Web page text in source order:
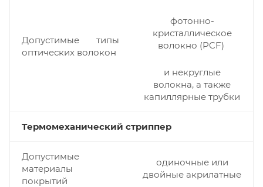
Допустимые типы
оптических волокон
фотонно-
кристаллическое
волокно (PCF)
и некруглые
волокна, а также
капиллярные трубки
Термомеханический стриппер
Допустимые
материалы
покрытий
одиночные или
двойные акрилатные